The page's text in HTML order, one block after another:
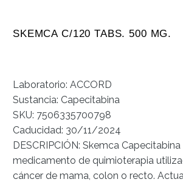
SKEMCA C/120 TABS. 500 MG.
Laboratorio: ACCORD
Sustancia: Capecitabina
SKU: 7506335700798
Caducidad: 30/11/2024
DESCRIPCIÓN: Skemca Capecitabina
medicamento de quimioterapia
cáncer de mama, colon o recto.